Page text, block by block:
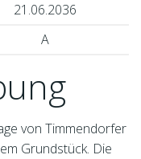
21.06.2036
A
von Timmendorfer
Grundstück. Die